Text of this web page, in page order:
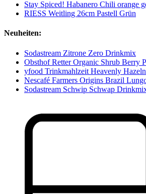
Stay Spiced! Habanero Chili orange
RIESS Weitling 26cm Pastell Grün
Neuheiten:
Sodastream Zitrone Zero Drinkmix
Obsthof Retter Organic Shrub Berry
yfood Trinkmahlzeit Heavenly
Nescafé Farmers Origins Brazil
Sodastream Schwip Schwap